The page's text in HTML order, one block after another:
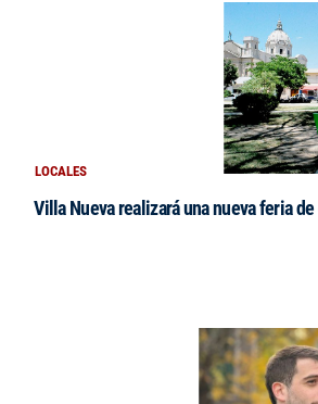
LOCALES
Villa Nueva realizará una nueva feria